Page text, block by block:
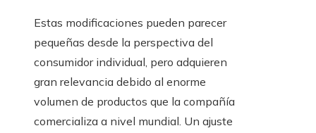
Estas modificaciones pueden parecer
pequeñas desde la perspectiva del
consumidor individual, pero adquieren
gran relevancia debido al enorme
volumen de productos que la compañía
comercializa a nivel mundial. Un ajuste